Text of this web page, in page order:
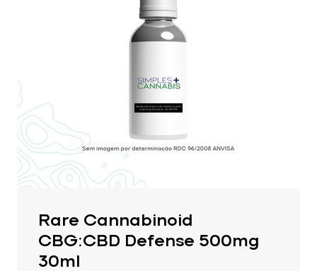
Rare Cannabinoid
CBG:CBD Defense 500mg
30ml